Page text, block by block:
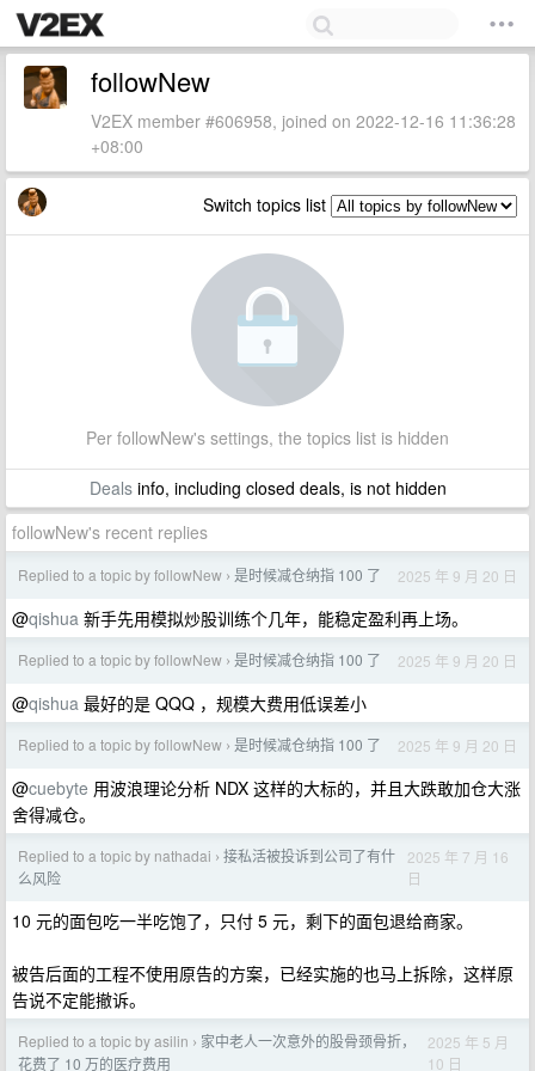
followNew
V2EX member #606958, joined on 2022-12-16 11:36:28
+08:00
Switch topics list
Per followNew's settings, the topics list is hidden
Dealsinfo, including closed deals, is not hidden
followNew's recent replies
Replied to a topic by followNew › 是时候减仓纳指 100 了 2025 年 9 月 20 日
@qishua 新手先用模拟炒股训练个几年，能稳定盈利再上场。
Replied to a topic by followNew › 是时候减仓纳指 100 了 2025 年 9 月 20 日
@qishua 最好的是 QQQ ，规模大费用低误差小
Replied to a topic by followNew › 是时候减仓纳指 100 了 2025 年 9 月 20 日
@cuebyte 用波浪理论分析 NDX 这样的大标的，并且大跌敢加仓大涨
舍得减仓。
Replied to a topic by nathadai › 接私活被投诉到公司了有什
么风险
2025 年 7 月 16
日
10 元的面包吃一半吃饱了，只付 5 元，剩下的面包退给商家。
被告后面的工程不使用原告的方案，已经实施的也马上拆除，这样原
告说不定能撤诉。
Replied to a topic by asilin › 家中老人一次意外的股骨颈骨折，
花费了 10 万的医疗费用
2025 年 5 月
10 日